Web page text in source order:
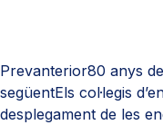
Prevanterior80 anys
següentEls col·legis
desplegament de les